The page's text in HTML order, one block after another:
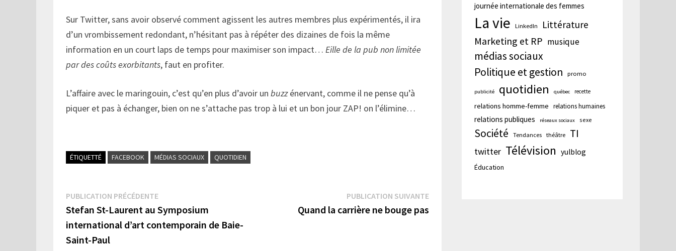
Sur Twitter, sans avoir observé comment agissent les autres membres plus expérimentés, il ira
d’un vrombissement redondant, n’hésitant pas à répéter des dizaines de fois la même
information en un court laps de temps pour maximiser son impact…Eille de la pub non limitée
par des coûts exorbitants, faut en profiter.
L’affaire avec le maringouin, c’est qu’en plus d’avoir unbuzzénervant, comme il ne pense qu’à
piquer et pas à échanger, bien on ne s’attache pas trop à lui et un bon jour ZAP! on l’élimine…
ÉTIQUETTÉ FACEBOOK MÉDIAS SOCIAUX QUOTIDIEN
Navigation
de
l’article
PUBLICATION PRÉCÉDENTEPublication
précédente :
Stefan St-Laurent au Symposium
international d’art contemporain de Baie-
Saint-Paul
PUBLICATION SUIVANTEPublication
Quand la carrière ne bouge pas
journée internationale des femmes
La vie LinkedIn Littérature
Marketing et RP musique
médias sociaux
Politique et gestion
promo
publicité quotidien québec recette
relations homme-femme relations humaines
relations publiques réseaux sociaux sexe
Société Tendances théâtre TI
twitter Télévision yulblog
Éducation